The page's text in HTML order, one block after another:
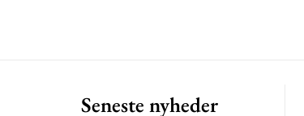
Seneste nyheder